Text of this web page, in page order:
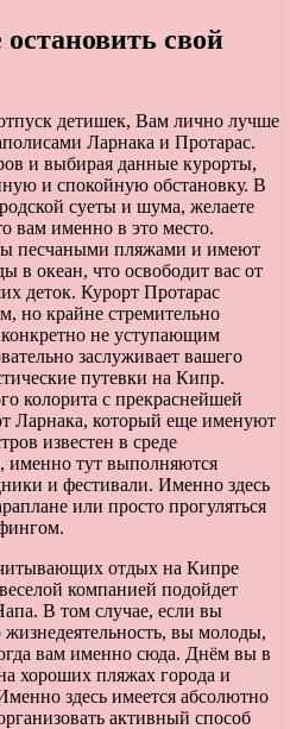
свой
детишек, Вам лично лучше
Ларнака и Протарас.
и выбирая данные курорты,
и спокойную обстановку. В
суеты и шума, желаете
вам именно в это место.
песчаными пляжами и имеют
в океан, что освободит вас от
деток. Курорт Протарас
но крайне стремительно
не уступающим
заслуживает вашего
путевки на Кипр.
колорита с прекраснейшей
Ларнака, который еще именуют
известен в среде
именно тут выполняются
и фестивали. Именно здесь
или просто прогуляться
отдых на Кипре
компанией подойдет
В том случае, если вы
вы молоды,
вам именно сюда. Днём вы в
хороших пляжах города и
здесь имеется абсолютно
активный способ